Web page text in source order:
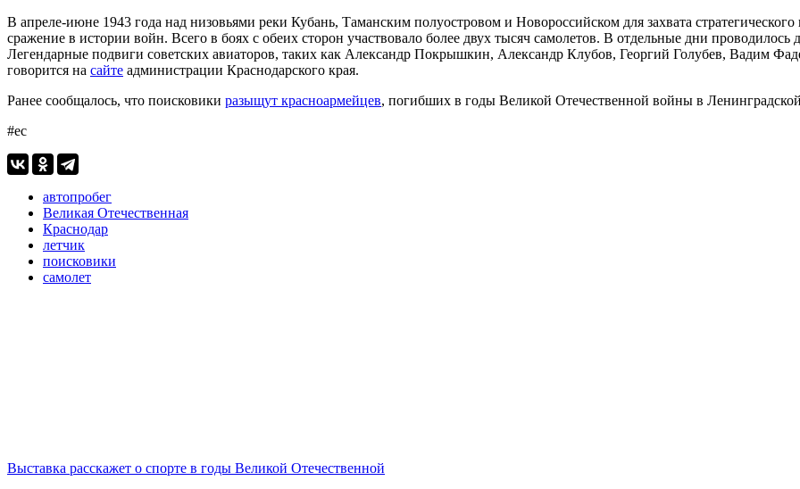
В апреле-июне 1943 года над низовьями реки Кубань, Таманским полуостровом и Новороссийском для захвата стратегического
сражение в истории войн. Всего в боях с обеих сторон участвовало более двух тысяч самолетов. В отдельные дни
Легендарные подвиги советских авиаторов, таких как Александр Покрышкин, Александр Клубов, Георгий Голубев, Вадим
говорится на сайте администрации Краснодарского края.
Ранее сообщалось, что поисковики разыщут красноармейцев, погибших в годы Великой Отечественной войны в
#ес
автопробег
Великая Отечественная
Краснодар
летчик
поисковики
самолет
Выставка расскажет о спорте в годы Великой Отечественной